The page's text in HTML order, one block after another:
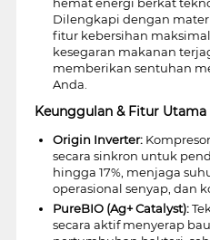
Dilengkapi dengan
fitur kebersihan
kesegaran makanan
memberikan sentuhan
Anda.
Keunggulan & Fitur Utama
Origin Inverter:
secara sinkron untuk
hingga 17%, menjaga
operasional senyap, dan
PureBIO (Ag+ Catalyst):
secara aktif menyerap